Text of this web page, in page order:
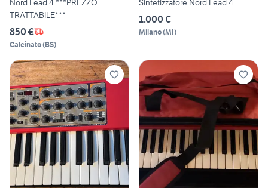
Nord Lead 4 ***PREZZO
TRATTABILE***
850 €
Calcinato(BS)
Sintetizzatore Nord Lead 4
1.000 €
Milano(MI)